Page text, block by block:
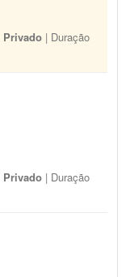
Privado | Duração
Privado | Duração